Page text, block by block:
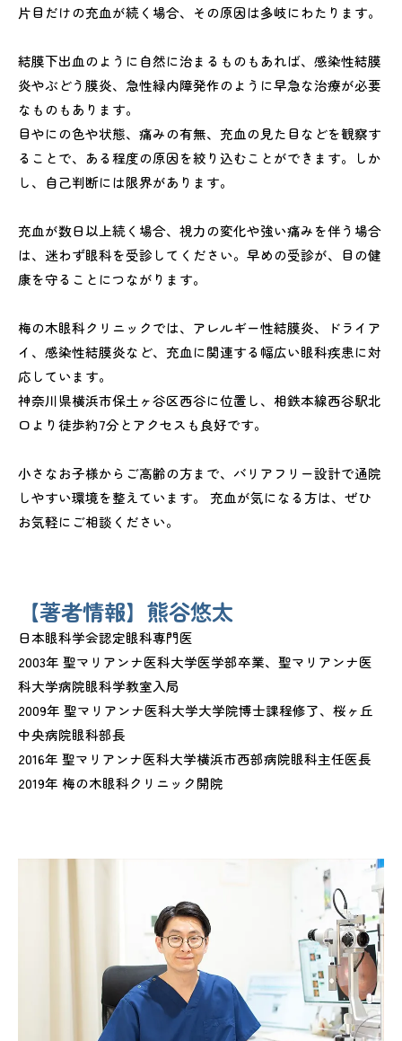
片目だけの充血が続く場合、その原因は多岐にわたります。
結膜下出血のように自然に治まるものもあれば、感染性結膜
炎やぶどう膜炎、急性緑内障発作のように早急な治療が必要
なものもあります。
目やにの色や状態、痛みの有無、充血の見た目などを観察す
ることで、ある程度の原因を絞り込むことができます。しか
し、自己判断には限界があります。
充血が数日以上続く場合、視力の変化や強い痛みを伴う場合
は、迷わず眼科を受診してください。早めの受診が、目の健
康を守ることにつながります。
梅の木眼科クリニックでは、アレルギー性結膜炎、ドライア
イ、感染性結膜炎など、充血に関連する幅広い眼科疾患に対
応しています。
神奈川県横浜市保土ヶ谷区西谷に位置し、相鉄本線西谷駅北
口より徒歩約7分とアクセスも良好です。
小さなお子様からご高齢の方まで、バリアフリー設計で通院
しやすい環境を整えています。 充血が気になる方は、ぜひ
お気軽にご相談ください。
【著者情報】熊谷悠太
日本眼科学会認定眼科専門医
2003年 聖マリアンナ医科大学医学部卒業、聖マリアンナ医
科大学病院眼科学教室入局
2009年 聖マリアンナ医科大学大学院博士課程修了、桜ヶ丘
中央病院眼科部長
2016年 聖マリアンナ医科大学横浜市西部病院眼科主任医長
2019年 梅の木眼科クリニック開院